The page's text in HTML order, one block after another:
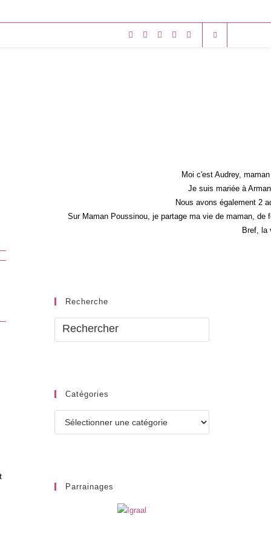
Moi c'est Audrey,
Je suis mariée à
Nous avons également 2
Sur Maman Poussinou, je partage ma vie de maman,
Bref, la
Recherche
Catégories
Parrainages